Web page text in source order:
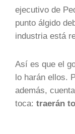
ejecutivo de
punto álgido
industria está
Así es que el
lo harán ellos.
además,
toca: traerán